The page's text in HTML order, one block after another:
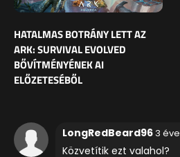
HATALMAS BOTRÁNY LETT AZ
ARK: SURVIVAL EVOLVED
BŐVÍTMÉNYÉNEK AI
ELŐZETESÉBŐL
LongRedBeard96 3 éve
Közvetítik ezt valahol?